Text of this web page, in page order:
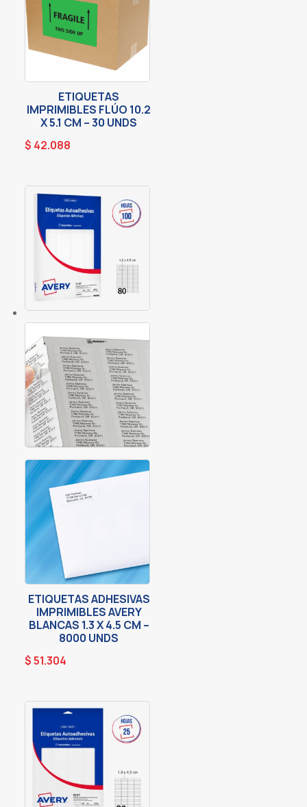
ETIQUETAS
IMPRIMIBLES FLÚO 10.2
X 5.1 CM – 30 UNDS
$ 42.088
ETIQUETAS ADHESIVAS
IMPRIMIBLES AVERY
BLANCAS 1.3 X 4.5 CM –
8000 UNDS
$51.304